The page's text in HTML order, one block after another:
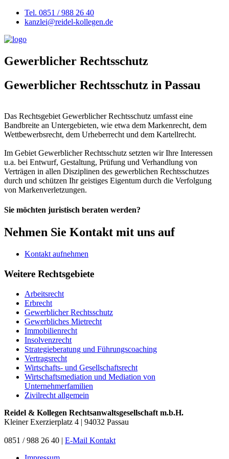
Tel. 0851 / 988 26 40
kanzlei@reidel-kollegen.de
Gewerblicher Rechtsschutz
Gewerblicher Rechtsschutz in Passau
Das Rechtsgebiet Gewerblicher Rechtsschutz umfasst eine
Bandbreite an Untergebieten, wie etwa dem Markenrecht, dem
Wettbewerbsrecht, dem Urheberrecht und dem Kartellrecht.
Im Gebiet Gewerblicher Rechtsschutz setzten wir Ihre Interessen
u.a. bei Entwurf, Gestaltung, Prüfung und Verhandlung von
Verträgen in allen Disziplinen des gewerblichen Rechtsschutzes
durch und schützen Ihr geistiges Eigentum durch die Verfolgung
von Markenverletzungen.
Sie möchten juristisch beraten werden?
Nehmen Sie Kontakt mit uns auf
Kontakt aufnehmen
Weitere Rechtsgebiete
Arbeitsrecht
Erbrecht
Gewerblicher Rechtsschutz
Gewerbliches Mietrecht
Immobilienrecht
Insolvenzrecht
Strategieberatung und Führungscoaching
Vertragsrecht
Wirtschafts- und Gesellschaftsrecht
Wirtschaftsmediation und Mediation von
Unternehmerfamilien
Zivilrecht allgemein
Reidel & Kollegen Rechtsanwaltsgesellschaft m.b.H.
Kleiner Exerzierplatz 4 | 94032 Passau
0851 / 988 26 40 | E-Mail Kontakt